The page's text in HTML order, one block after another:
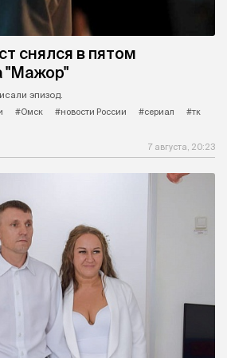
снялся в пятом
"Мажор"
эпизод.
#Омск #новости России #сериал #тк
7 августа, 20:23